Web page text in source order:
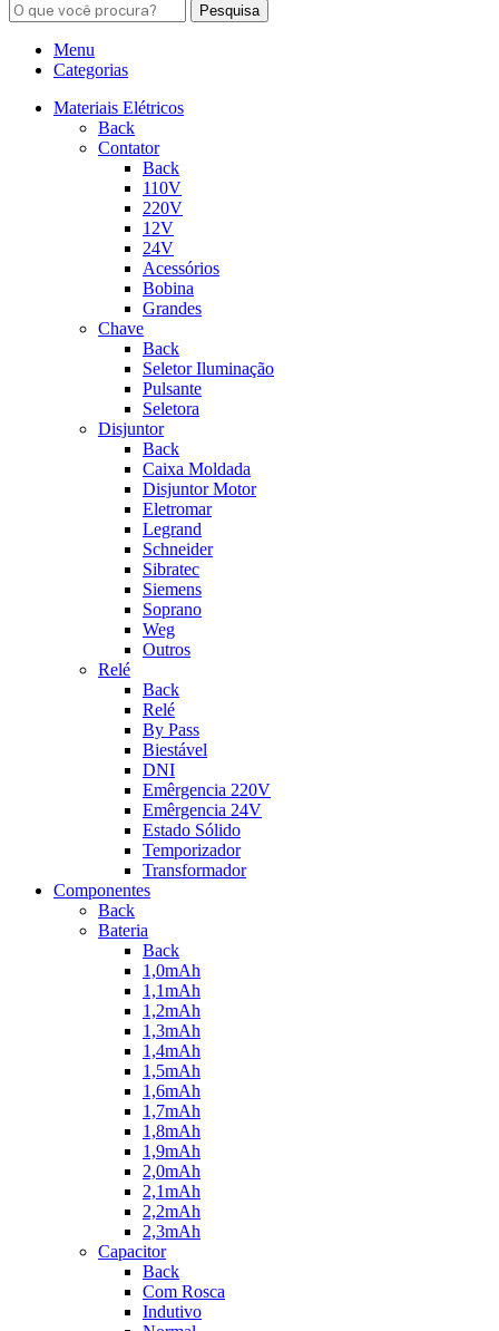
Pesquisa
Menu
Categorias
Materiais Elétricos
Back
Contator
Back
110V
220V
12V
24V
Acessórios
Bobina
Grandes
Chave
Back
Seletor Iluminação
Pulsante
Seletora
Disjuntor
Back
Caixa Moldada
Disjuntor Motor
Eletromar
Legrand
Schneider
Sibratec
Siemens
Soprano
Weg
Outros
Relé
Back
Relé
By Pass
Biestável
DNI
Emêrgencia 220V
Emêrgencia 24V
Estado Sólido
Temporizador
Transformador
Componentes
Back
Bateria
Back
1,0mAh
1,1mAh
1,2mAh
1,3mAh
1,4mAh
1,5mAh
1,6mAh
1,7mAh
1,8mAh
1,9mAh
2,0mAh
2,1mAh
2,2mAh
2,3mAh
Capacitor
Back
Com Rosca
Indutivo